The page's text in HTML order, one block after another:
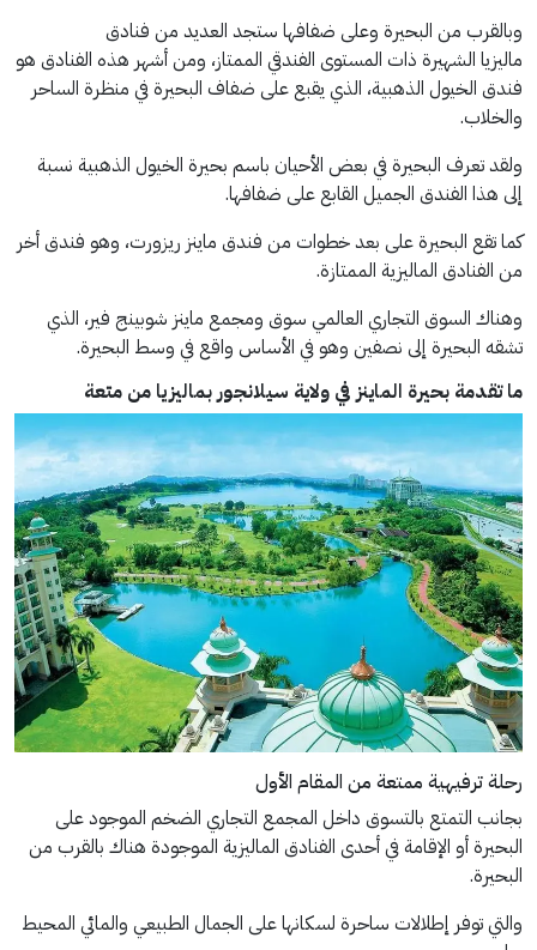
وبالقرب من البحيرة وعلى ضفافها ستجد العديد من فنادق
ماليزيا الشهيرة ذات المستوى الفندقي الممتاز، ومن أشهر هذه الفنادق هو
فندق الخيول الذهبية، الذي يقبع على ضفاف البحيرة في منظرة الساحر
والخلاب.
ولقد تعرف البحيرة في بعض الأحيان باسم بحيرة الخيول الذهبية نسبة
إلى هذا الفندق الجميل القابع على ضفافها.
كما تقع البحيرة على بعد خطوات من فندق ماينز ريزورت، وهو فندق أخر
من الفنادق الماليزية الممتازة.
وهناك السوق التجاري العالمي سوق ومجمع ماينز شوبينج فير، الذي
تشقه البحيرة إلى نصفين وهو في الأساس واقع في وسط البحيرة.
ما تقدمة بحيرة الماينز في ولاية سيلانجور بماليزيا من متعة
رحلة ترفيهية ممتعة من المقام الأول
بجانب التمتع بالتسوق داخل المجمع التجاري الضخم الموجود على
البحيرة أو الإقامة في أحدى الفنادق الماليزية الموجودة هناك بالقرب من
البحيرة.
والتي توفر إطلالات ساحرة لسكانها على الجمال الطبيعي والمائي المحيط